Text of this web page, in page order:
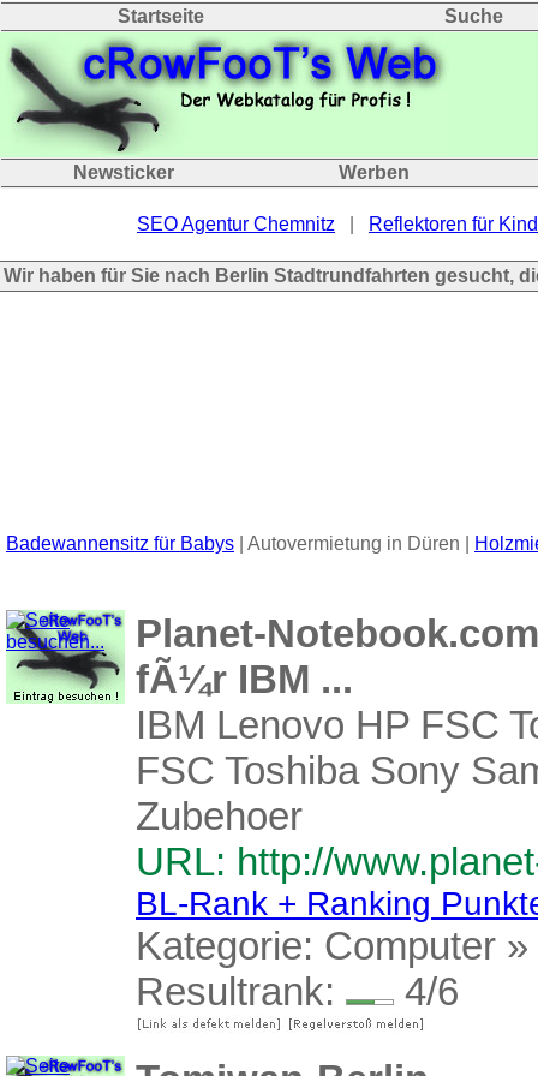
Startseite Suche
Newsticker Werben
SEO Agentur Chemnitz Reflektoren für
Wir haben für Sie nach Berlin Stadtrundfahrten gesucht,
Badewannensitz für Babys | Autovermietung in Düren |
Planet-
fÃ¼r IBM ...
IBM Lenovo HP FSC
FSC Toshiba Sony
Zubehoer
URL: http://
BL-Rank + Ranking
Kategorie: Computer »
Resultrank:
4/6